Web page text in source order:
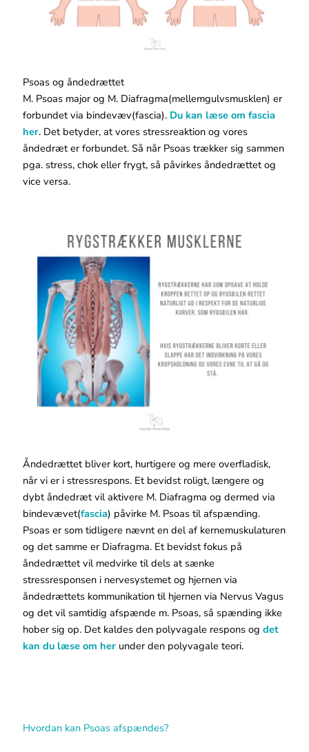
Psoas og åndedrættet
M. Psoas major og M. Diafragma(mellemgulvsmusklen) er
forbundet via bindevæv(fascia). Du kan læse om fascia
her. Det betyder, at vores stressreaktion og vores
åndedræt er forbundet. Så når Psoas trækker sig sammen
pga. stress, chok eller frygt, så påvirkes åndedrættet og
vice versa.
Åndedrættet bliver kort, hurtigere og mere overfladisk,
når vi er i stressrespons. Et bevidst roligt, længere og
dybt åndedræt vil aktivere M. Diafragma og dermed via
bindevævet(fascia) påvirke M. Psoas til afspænding.
Psoas er som tidligere nævnt en del af kernemuskulaturen
og det samme er Diafragma. Et bevidst fokus på
åndedrættet vil medvirke til dels at sænke
stressresponsen i nervesystemet og hjernen via
åndedrættets kommunikation til hjernen via Nervus Vagus
og det vil samtidig afspænde m. Psoas, så spænding ikke
hober sig op. Det kaldes den polyvagale respons og det
kan du læse om her under den polyvagale teori.
Hvordan kan Psoas afspændes?